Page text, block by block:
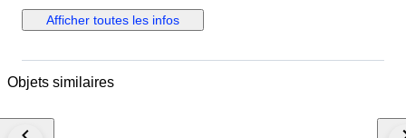
Afficher toutes les infos
Objets similaires